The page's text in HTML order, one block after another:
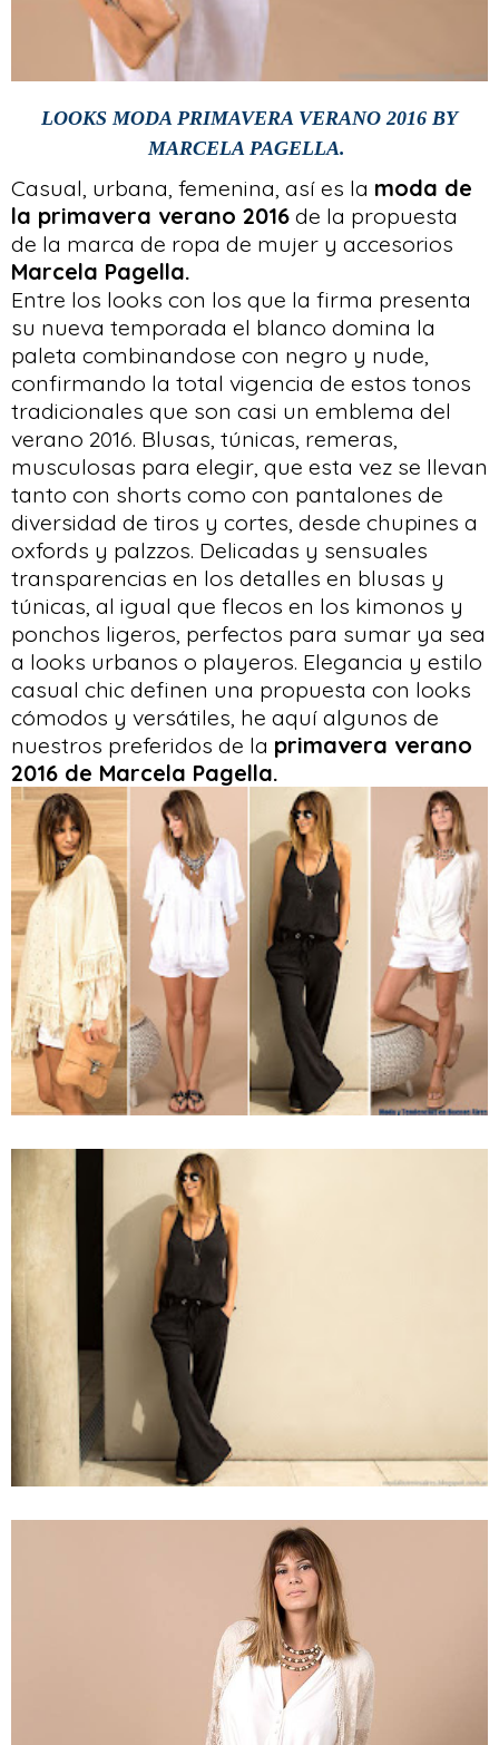
LOOKS MODA PRIMAVERA VERANO 2016 BY
MARCELA PAGELLA.
Casual, urbana, femenina, así es la moda de
la primavera verano 2016 de la propuesta
de la marca de ropa de mujer y accesorios
Marcela Pagella.
Entre los looks con los que la firma presenta
su nueva temporada el blanco domina la
paleta combinandose con negro y nude,
confirmando la total vigencia de estos tonos
tradicionales que son casi un emblema del
verano 2016. Blusas, túnicas, remeras,
musculosas para elegir, que esta vez se llevan
tanto con shorts como con pantalones de
diversidad de tiros y cortes, desde chupines a
oxfords y palzzos. Delicadas y sensuales
transparencias en los detalles en blusas y
túnicas, al igual que flecos en los kimonos y
ponchos ligeros, perfectos para sumar ya sea
a looks urbanos o playeros. Elegancia y estilo
casual chic definen una propuesta con looks
cómodos y versátiles, he aquí algunos de
nuestros preferidos de la primavera verano
2016 de Marcela Pagella.